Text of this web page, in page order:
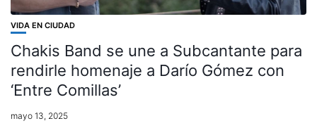
VIDA EN CIUDAD
Chakis Band se une a Subcantante para
rendirle homenaje a Darío Gómez con
‘Entre Comillas’
mayo 13, 2025